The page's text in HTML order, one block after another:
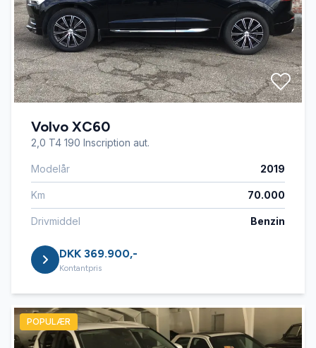
Volvo XC60
2,0 T4 190 Inscription aut.
Modelår 2019
Km 70.000
Drivmiddel Benzin
DKK 369.900,-
Kontantpris
POPULÆR